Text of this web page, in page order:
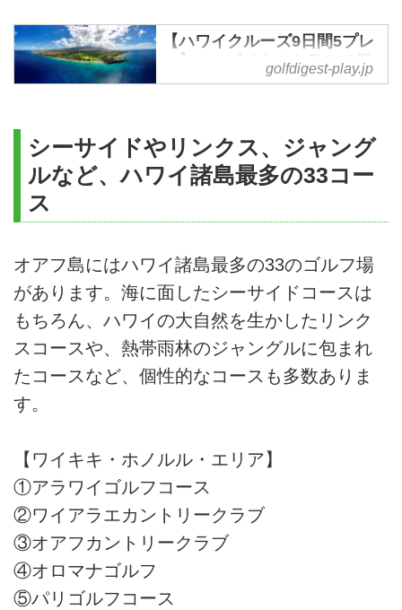
るゴルフ旅行です。思う存分ワイ
キキビーチを散策ください。
【ハワイクルーズ9日間5プレ
ー】JALビジネスクラスで行
くハワイ プライド・オブ・
フダイジェストの会員権＆ゴ
ルフ旅行
1,644,000円～1,996,000円 (2名1
ド・オブ・アメリカ」は、ハワイ
4 島を周遊クルーズする唯一の客
船。オアフ島、マウイ島、ハワイ
島、カウアイ島を1週間で巡り、
各島では厳選したコースでゴルフ
を楽しみましょう。ハワイらしい
のハワイにはもちろんのこと、効
ーターにもお薦め...
golfdigest-play.jp
シーサイドやリンクス、ジャング
ルなど、ハワイ諸島最多の33コー
ス
オアフ島にはハワイ諸島最多の33のゴルフ場
があります。海に面したシーサイドコースは
もちろん、ハワイの大自然を生かしたリンク
スコースや、熱帯雨林のジャングルに包まれ
たコースなど、個性的なコースも多数ありま
す。
【ワイキキ・ホノルル・エリア】
①アラワイゴルフコース
②ワイアラエカントリークラブ
③オアフカントリークラブ
④オロマナゴルフ
⑤パリゴルフコース